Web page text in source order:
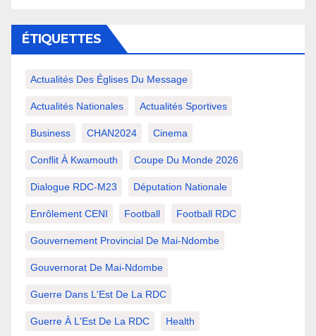
ÉTIQUETTES
Actualités Des Églises Du Message
Actualités Nationales Actualités Sportives
Business CHAN2024 Cinema
Conflit À Kwamouth Coupe Du Monde 2026
Dialogue RDC-M23 Députation Nationale
Enrôlement CENI Football Football RDC
Gouvernement Provincial De Mai-Ndombe
Gouvernorat De Mai-Ndombe
Guerre Dans L'Est De La RDC
Guerre À L'Est De La RDC Health